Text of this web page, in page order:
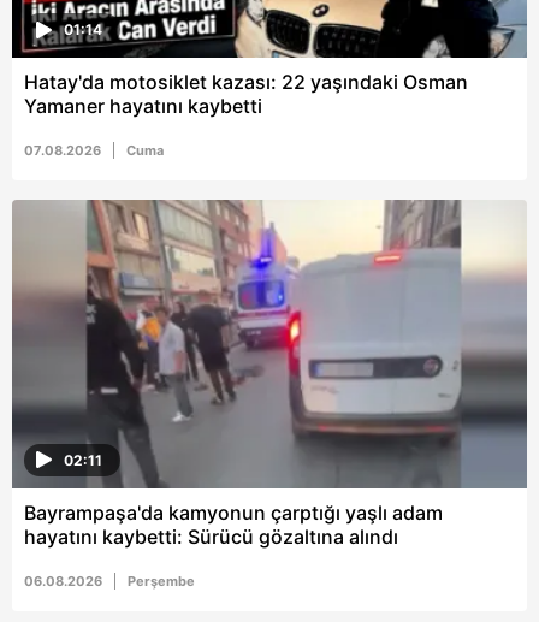
01:14
Hatay'da motosiklet kazası: 22 yaşındaki Osman
Yamaner hayatını kaybetti
07.08.2026 Cuma
02:11
Bayrampaşa'da kamyonun çarptığı yaşlı adam
hayatını kaybetti: Sürücü gözaltına alındı
06.08.2026 Perşembe